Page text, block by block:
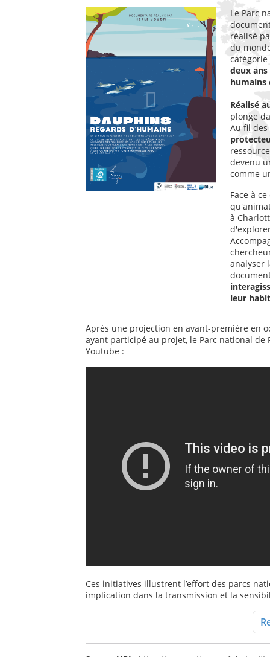
Le Parc
réalisé
du
deux
humains
Réalisé
plonge
Au fil
devenu
comme
Face à
à
analyser
leur
Après une projection en avant-première en
ayant participé au projet, le Parc national de
Youtube :
Ces initiatives illustrent l’effort des parcs
implication dans la transmission et la